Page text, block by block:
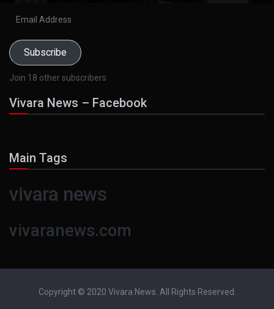
Subscribe
Join 18 other subscribers
Vivara News – Facebook
Main Tags
vivara news
vivaranews.com
Copyright © 2020 Vivara News. All Rights Reserved.